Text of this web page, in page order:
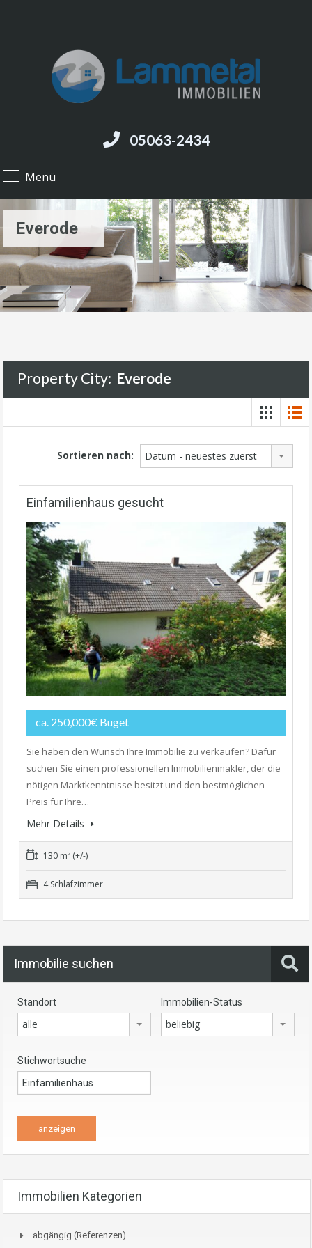
Menü
05063-2434
Everode
Property City: Everode
Sortieren nach: Datum - neuestes zuerst
Einfamilienhaus gesucht
ca. 250,000€ Buget
Sie haben den Wunsch Ihre Immobilie zu verkaufen? Dafür
suchen Sie einen professionellen Immobilienmakler, der die
nötigen Marktkenntnisse besitzt und den bestmöglichen
Preis für Ihre…
Mehr Details
130 m² (+/-)
4 Schlafzimmer
Immobilie suchen
Standort
alle
Immobilien-Status
beliebig
Stichwortsuche
Immobilien Kategorien
abgängig (Referenzen)